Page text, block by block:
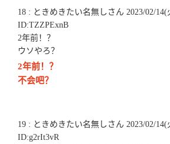
18 : ときめきたい名無しさん 2023/02/14(
ID:TZZPExnB
2年前！？
ウソやろ？
2年前！？
不会吧？
19 : ときめきたい名無しさん 2023/02/14(
ID:g2rIt3vR